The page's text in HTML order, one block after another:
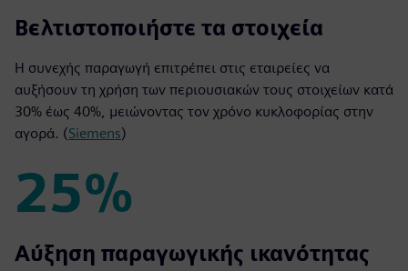
40%
Βελτιστοποιήστε τα στοιχεία
Η συνεχής παραγωγή επιτρέπει στις εταιρείες να
αυξήσουν τη χρήση των περιουσιακών τους στοιχείων κατά
30% έως 40%, μειώνοντας τον χρόνο κυκλοφορίας στην
αγορά. (Siemens)
25%
25%
Αύξηση παραγωγικής ικανότητας